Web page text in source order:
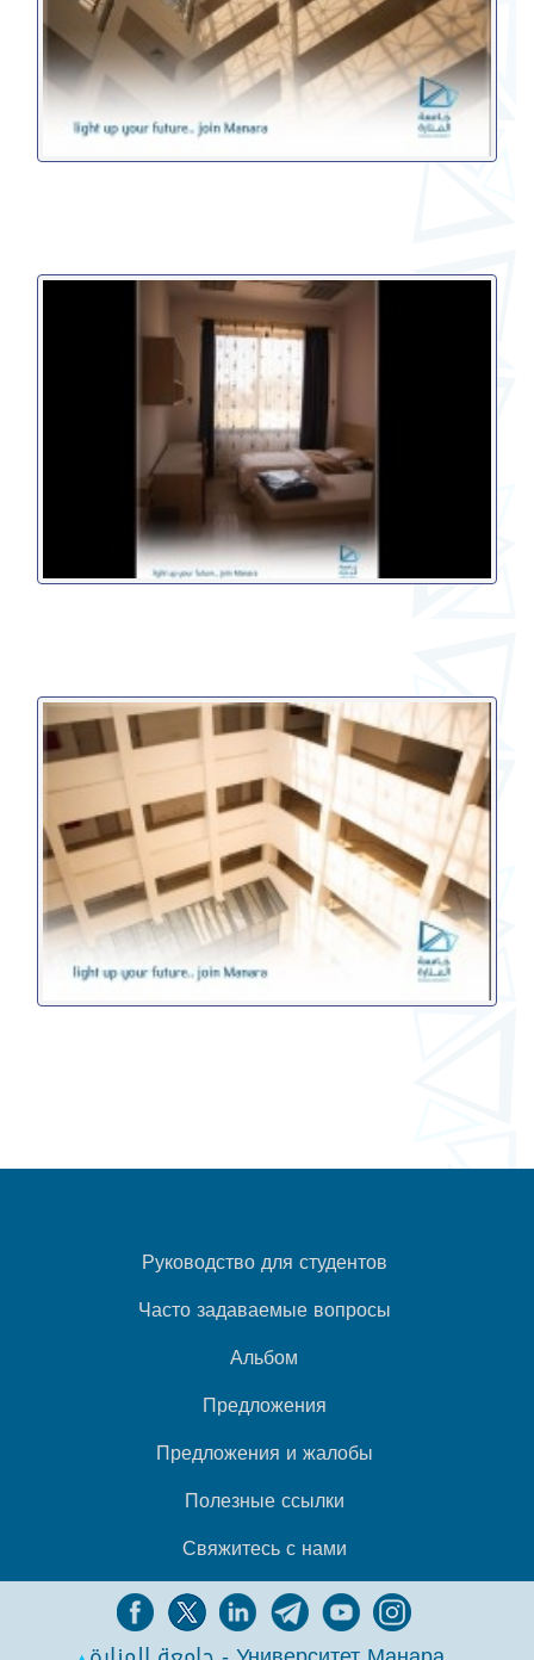
Руководство для студентов
Часто задаваемые вопросы
Альбом
Предложения
Предложения и жалобы
Полезные ссылки
Свяжитесь с нами